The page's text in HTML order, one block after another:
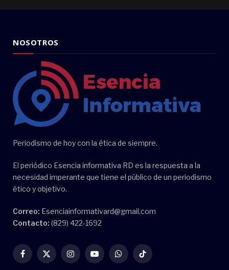
NOSOTROS
Periodismo de hoy con la ética de siempre.
El periódico Esencia informativa RD es la respuesta a la
necesidad imperante que tiene el público de un periodismo
ético y objetivo.
Correo: Esenciainformativard@gmail.com
Contacto: (829) 422-1692
Facebook
X
InstagramYouTubeWhatsAppTikTok